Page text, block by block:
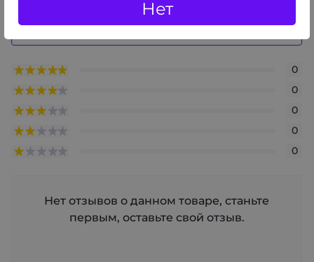
Нет
+ Добавить отзыв
0
0
0
0
0
Нет отзывов о данном товаре, станьте
первым, оставьте свой отзыв.